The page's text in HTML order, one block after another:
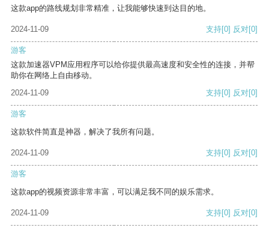
这款app的路线规划非常精准，让我能够快速到达目的地。
2024-11-09 支持[0] 反对[0]
游客
这款加速器VPM应用程序可以给你提供最高速度和安全性的连接，并帮
助你在网络上自由移动。
2024-11-09
支持[0] 反对[0]
游客
这款软件简直是神器，解决了我所有问题。
2024-11-09 支持[0] 反对[0]
游客
这款app的视频资源非常丰富，可以满足我不同的娱乐需求。
2024-11-09 支持[0] 反对[0]